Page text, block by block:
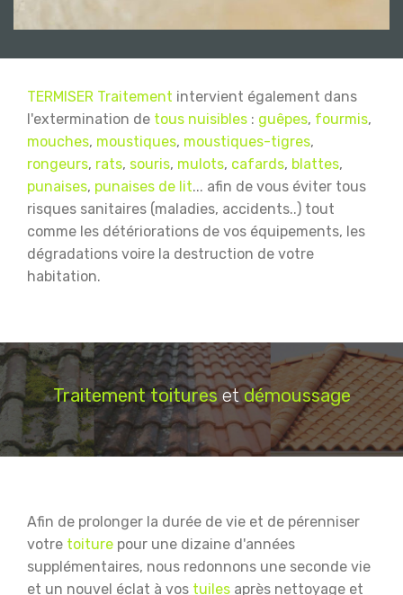
TERMISER Traitement intervient également dans
l'extermination de tous nuisibles : guêpes, fourmis,
mouches, moustiques, moustiques-tigres,
rongeurs, rats, souris, mulots, cafards, blattes,
punaises, punaises de lit... afin de vous éviter tous
risques sanitaires (maladies, accidents..) tout
comme les détériorations de vos équipements, les
dégradations voire la destruction de votre
habitation.
Traitement toitureset démoussage
Afin de prolonger la durée de vie et de pérenniser
votre toiture pour une dizaine d'années
supplémentaires, nous redonnons une seconde vie
et un nouvel éclat à vos tuiles après nettoyage et